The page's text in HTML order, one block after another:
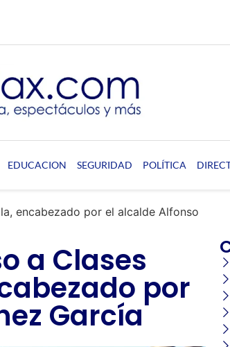
EDUCACION SEGURIDAD POLÍTICA
encabezado por el alcalde Alfonso
a Clases
por
García